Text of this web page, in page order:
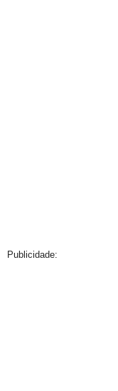
Publicidade: